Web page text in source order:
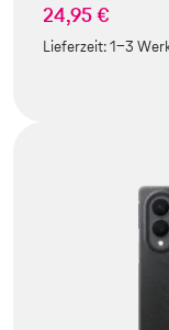
24,95 €
Lieferzeit:1-3